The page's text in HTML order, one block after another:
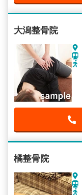
大潟整骨院
橘整骨院